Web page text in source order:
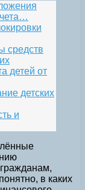
средств
детей от
детских
и
в каких